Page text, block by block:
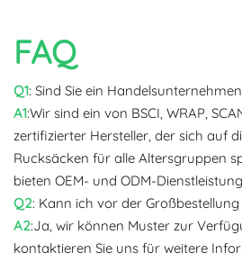
FAQ
Q1: Sind Sie ein
A1:Wir sind ein von BSCI, WRAP,
zertifizierter Hersteller, der sich auf
Rucksäcken für alle Altersgruppen
bieten OEM- und ODM-
Q2: Kann ich vor der
A2:Ja, wir können Muster zur
kontaktieren Sie uns für weitere